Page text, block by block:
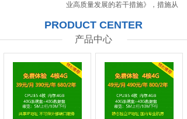
业高质量发展的若干措施》，措施从
力等方面提出20条举措。...
PRODUCT CENTER
产品中心